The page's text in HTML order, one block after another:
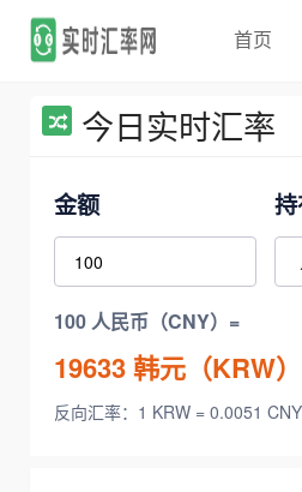
首页
今日实时汇率
金额
100 人民币（CNY）=
19633韩元（KRW）
反向汇率：1 KRW = 0.0051 CNY